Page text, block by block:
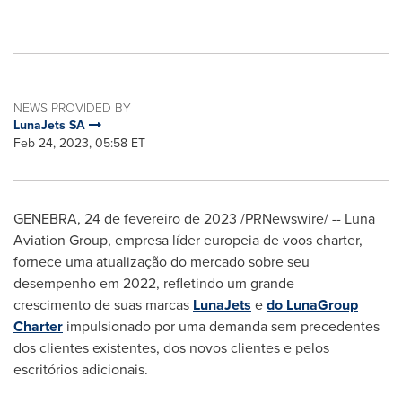
NEWS PROVIDED BY
LunaJets SA
Feb 24, 2023, 05:58 ET
GENEBRA, 24 de fevereiro de 2023 /PRNewswire/ -- Luna
Aviation Group, empresa líder europeia de voos charter,
fornece uma atualização do mercado sobre seu
desempenho em 2022, refletindo um grande
crescimento de suas marcas LunaJets edo LunaGroup
Charter impulsionado por uma demanda sem precedentes
dos clientes existentes, dos novos clientes e pelos
escritórios adicionais.